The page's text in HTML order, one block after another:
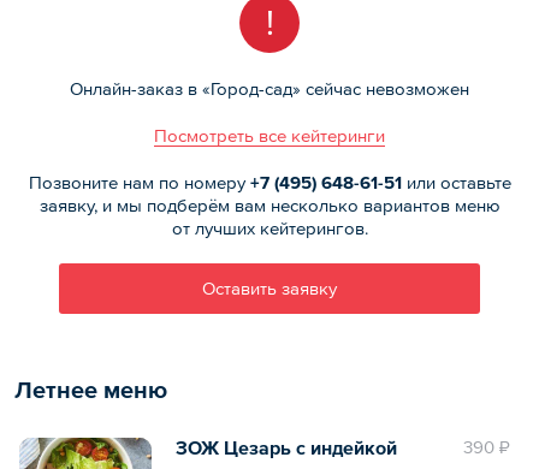
!
Онлайн-заказ в «Город-сад» сейчас невозможен
Посмотреть все кейтеринги
Позвоните нам по номеру+7 (495) 648-61-51или оставьте
заявку, и мы подберём вам несколько вариантов меню
от лучших кейтерингов.
Оставить заявку
Летнее меню
390 ₽
ЗОЖ Цезарь с индейкой